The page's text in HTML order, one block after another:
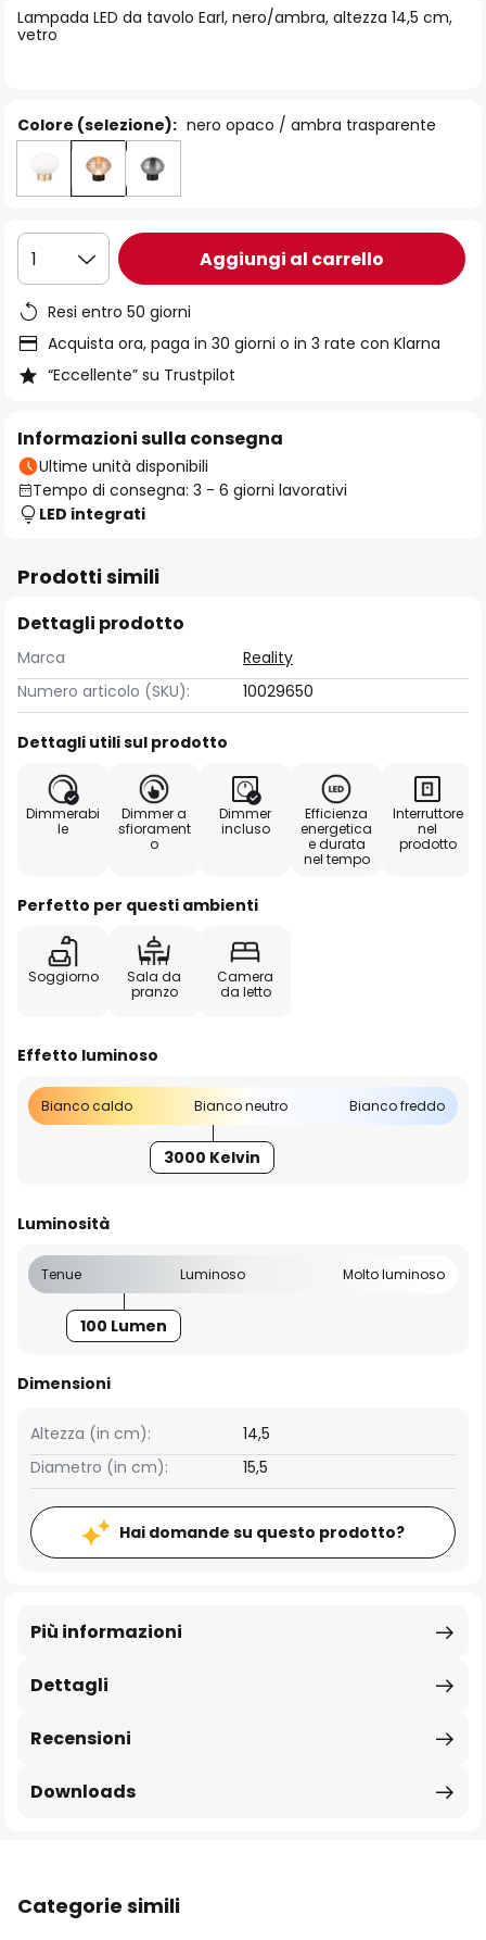
immagini
Lampada LED da tavolo Earl, nero/ambra, altezza 14,5 cm,
vetro
Colore (selezione): nero opaco / ambra trasparente
1 Aggiungi al carrello
Resi entro 50 giorni
Acquista ora, paga in 30 giorni o in 3 rate con Klarna
“Eccellente” su Trustpilot
Informazioni sulla consegna
Ultime unità disponibili
Tempo di consegna: 3 - 6 giorni lavorativi
LED integrati
Prodotti simili
Dettagli prodotto
Marca
Reality
Numero articolo (SKU):
10029650
Dettagli utili sul prodotto
Dimmerabi
le
Dimmer a
sfiorament
o
Dimmer
incluso
Efficienza
energetica
e durata
nel tempo
Interruttore
nel
prodotto
Perfetto per questi ambienti
Soggiorno
Sala da
pranzo
Camera
da letto
Effetto luminoso
Bianco caldo Bianco neutro Bianco freddo
3000 Kelvin
Luminosità
Tenue Luminoso Molto luminoso
100 Lumen
Dimensioni
Altezza (in cm):
14,5
Diametro (in cm):
15,5
Hai domande su questo prodotto?
Dettagli
Più informazioni
Recensioni
Downloads
Categorie simili